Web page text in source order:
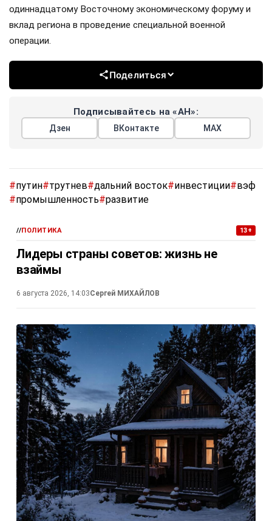
одиннадцатому Восточному экономическому форуму и
вклад региона в проведение специальной военной
операции.
Поделиться
Подписывайтесь на «АН»:
Дзен ВКонтакте МАХ
#путин#трутнев#дальний восток#инвестиции#вэф
#промышленность#развитие
//ПОЛИТИКА 13+
Лидеры страны советов: жизнь не
взаймы
6 августа 2026, 14:03Сергей МИХАЙЛОВ